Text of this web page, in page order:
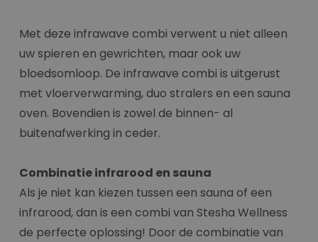
Met deze infrawave combi verwent u niet alleen
uw spieren en gewrichten, maar ook uw
bloedsomloop. De infrawave combi is uitgerust
met vloerverwarming, duo stralers en een sauna
oven. Bovendien is zowel de binnen- al
buitenafwerking in ceder.
Combinatie infrarood en sauna
Als je niet kan kiezen tussen een sauna of een
infrarood, dan is een combi van Stesha Wellness
de perfecte oplossing! Door de combinatie van